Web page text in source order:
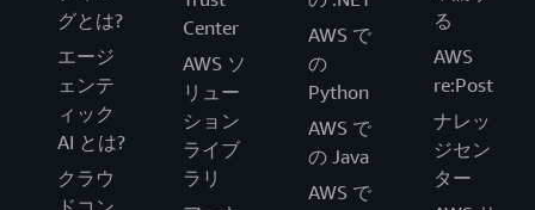
グとは?
エージ
ェンテ
ィック
AI とは?
クラウ
Center
AWS ソ
リュー
ション
ライブ
ラリ
AWS で
の
Python
AWS で
の Java
AWS で
る
AWS
re:Post
ナレッ
ジセン
ター